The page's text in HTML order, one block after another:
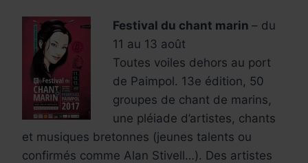
Festival du chant marin – du
11 au 13 août
Toutes voiles dehors au port
de Paimpol. 13e édition, 50
groupes de chant de marins,
une pléiade d’artistes, chants
et musiques bretonnes (jeunes talents ou
confirmés comme Alan Stivell…). Des artistes